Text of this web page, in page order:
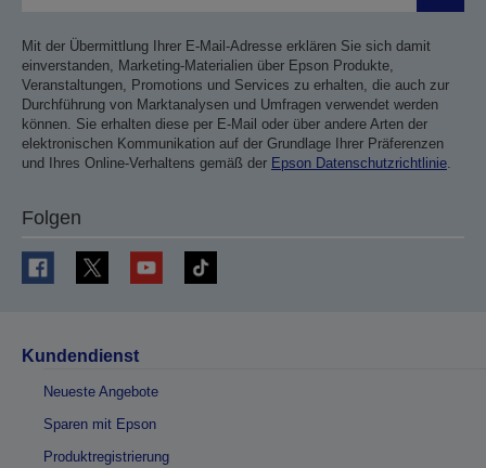
Mit der Übermittlung Ihrer E-Mail-Adresse erklären Sie sich damit
einverstanden, Marketing-Materialien über Epson Produkte,
Veranstaltungen, Promotions und Services zu erhalten, die auch zur
Durchführung von Marktanalysen und Umfragen verwendet werden
können. Sie erhalten diese per E-Mail oder über andere Arten der
elektronischen Kommunikation auf der Grundlage Ihrer Präferenzen
und Ihres Online-Verhaltens gemäß der Epson Datenschutzrichtlinie
Folgen
Kundendienst
Neueste Angebote
Sparen mit Epson
Produktregistrierung